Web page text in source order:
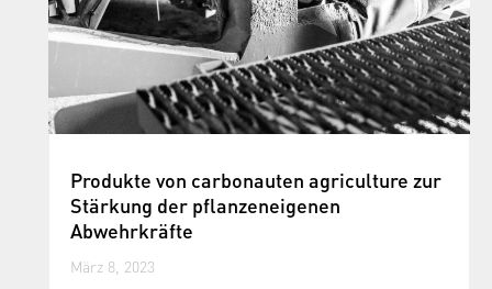
Produkte von carbonauten agriculture zur
Stärkung der pflanzeneigenen
Abwehrkräfte
März 8, 2023